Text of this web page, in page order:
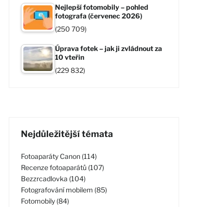
Nejlepší fotomobily – pohled
fotografa (červenec 2026)
(250 709)
Úprava fotek – jak ji zvládnout za
10 vteřin
(229 832)
Nejdůležitější témata
Fotoaparáty Canon (114)
Recenze fotoaparátů (107)
Bezzrcadlovka (104)
Fotografování mobilem (85)
Fotomobily (84)